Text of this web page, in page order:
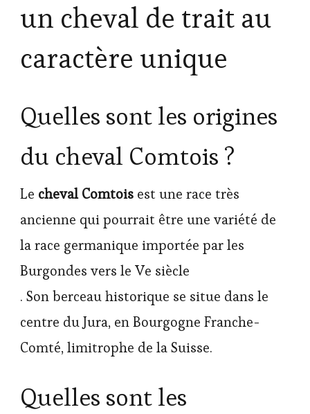
un cheval de trait au
caractère unique
Quelles sont les origines
du cheval Comtois ?
Le cheval Comtois est une race très
ancienne qui pourrait être une variété de
la race germanique importée par les
Burgondes vers le Ve siècle
. Son berceau historique se situe dans le
centre du Jura, en Bourgogne Franche-
Comté, limitrophe de la Suisse.
Quelles sont les